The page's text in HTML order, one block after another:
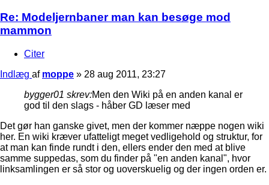
Re: Modeljernbaner man kan besøge mod
mammon
Citer
Indlæg af moppe » 28 aug 2011, 23:27
bygger01 skrev:Men den Wiki på en anden kanal er
god til den slags - håber GD læser med
Det gør han ganske givet, men der kommer næppe nogen wiki
her. En wiki kræver ufatteligt meget vedligehold og struktur, for
at man kan finde rundt i den, ellers ender den med at blive
samme suppedas, som du finder på "en anden kanal", hvor
linksamlingen er så stor og uoverskuelig og der ingen orden er.